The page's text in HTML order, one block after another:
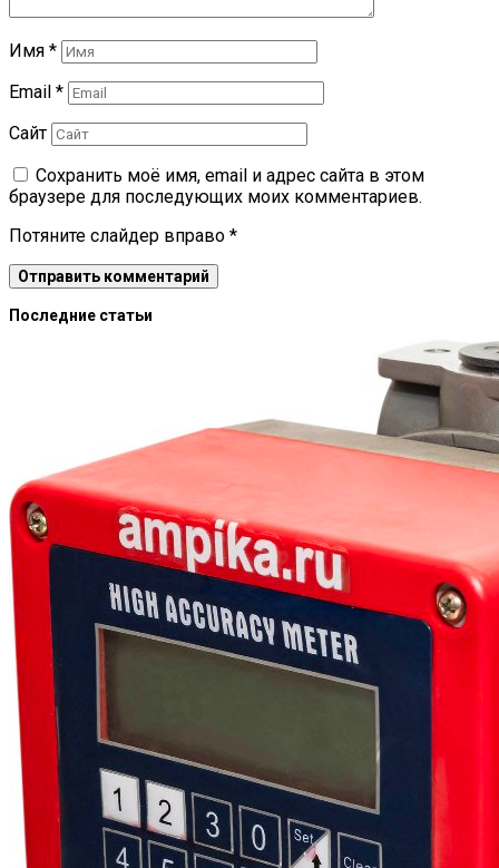
Имя *
Email *
Сайт
Сохранить моё имя, email и адрес сайта в этом
браузере для последующих моих комментариев.
Потяните слайдер вправо *
Последние статьи